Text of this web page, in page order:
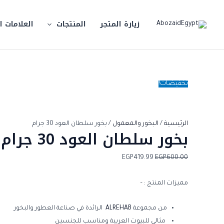
زيارة المتجر المنتجات العلامات
تخفيضات!
الرئيسية / البخور والمعمول / بخور سلطان العود 30 جرام
بخور سلطان العود 30 جرام
EGP600.00
EGP419.99
مميزات المنتج : –
من مجموعة ALREHAB الرائدة في صناعة العطور والبخور
مثالي للبيوت العربية ومناسب للجنسين